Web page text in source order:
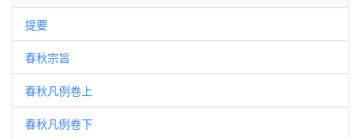
提要
春秋宗旨
春秋凡例卷上
春秋凡例卷下